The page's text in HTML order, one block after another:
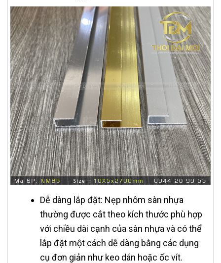
Dễ dàng lắp đặt: Nẹp nhôm sàn nhựa
thường được cắt theo kích thước phù hợp
với chiều dài cạnh của sàn nhựa và có thể
lắp đặt một cách dễ dàng bằng các dụng
cụ đơn giản như keo dán hoặc ốc vít.